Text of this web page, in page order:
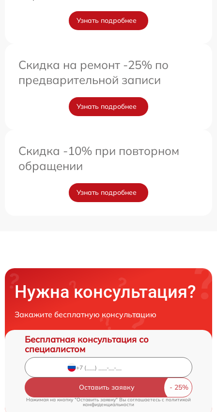
Узнать подробнее
Скидка на ремонт -25% по
предварительной записи
Узнать подробнее
Скидка -10% при повторном
обращении
Узнать подробнее
Нужна консультация?
Закажите бесплатную консультацию
Бесплатная консультация со
специалистом
Оставить заявку
Нажимая на кнопку "Оставить заявку" Вы соглашаетесь cполитикой
конфиденциальности